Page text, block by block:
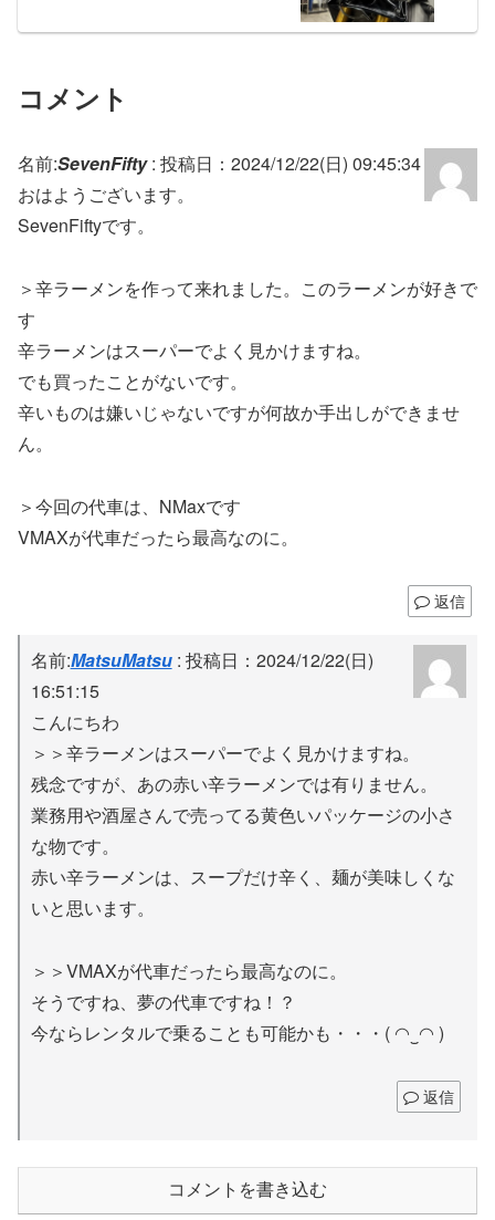
コメント
名前:SevenFifty: 投稿日：2024/12/22(日) 09:45:34
おはようございます。
SevenFiftyです。
＞辛ラーメンを作って来れました。このラーメンが好きで
す
辛ラーメンはスーパーでよく見かけますね。
でも買ったことがないです。
辛いものは嫌いじゃないですが何故か手出しができませ
ん。
＞今回の代車は、NMaxです
VMAXが代車だったら最高なのに。
返信
名前:MatsuMatsu: 投稿日：2024/12/22(日)
16:51:15
こんにちわ
＞＞辛ラーメンはスーパーでよく見かけますね。
残念ですが、あの赤い辛ラーメンでは有りません。
業務用や酒屋さんで売ってる黄色いパッケージの小さ
な物です。
赤い辛ラーメンは、スープだけ辛く、麺が美味しくな
いと思います。
＞＞VMAXが代車だったら最高なのに。
そうですね、夢の代車ですね！？
今ならレンタルで乗ることも可能かも・・・( ◠‿◠ )
返信
コメントを書き込む